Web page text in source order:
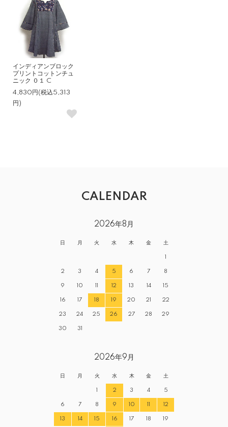
インディアンブロック
プリントコットンチュ
ニック ０１ C
4,830円(税込5,313
円)
CALENDAR
2026年8月
日 月 火 水 木 金 土
1
2 3 4 5 6 7 8
9 10 11 12 13 14 15
16 17 18 19 20 21 22
23 24 25 26 27 28 29
30 31
2026年9月
日 月 火 水 木 金 土
1 2 3 4 5
6 7 8 9 10 11 12
13 14 15 16 17 18 19